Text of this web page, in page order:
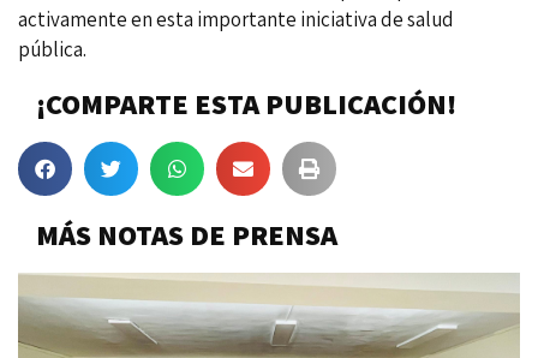
activamente en esta importante iniciativa de salud
pública.
¡COMPARTE ESTA PUBLICACIÓN!
MÁS NOTAS DE PRENSA